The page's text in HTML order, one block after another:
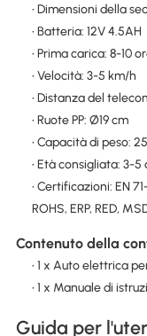
• Dimensioni della
• Batteria: 12V 4.5AH
• Prima carica: 8-10
• Velocità: 3-5 km/h
• Distanza del
• Ruote PP: Ø19 cm
• Capacità di peso:
• Età consigliata: 3-5
• Certificazioni: EN
ROHS, ERP, RED,
Contenuto della
• 1 x Auto elettrica
• 1 x Manuale di
Guida per